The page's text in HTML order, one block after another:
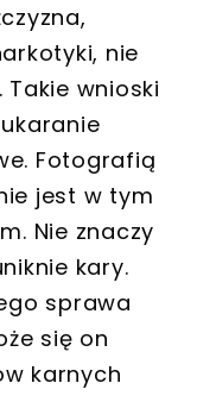
nie
wnioski
Fotografią
jest w tym
Nie znaczy
kary.
sprawa
się on
karnych